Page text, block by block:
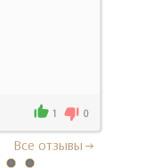
1 0
Все отзывы